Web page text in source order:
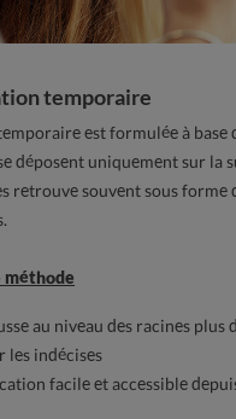
temporaire
est formulée à base
déposent uniquement sur la
retrouve souvent sous forme
méthode
au niveau des racines plus
les indécises
facile et accessible